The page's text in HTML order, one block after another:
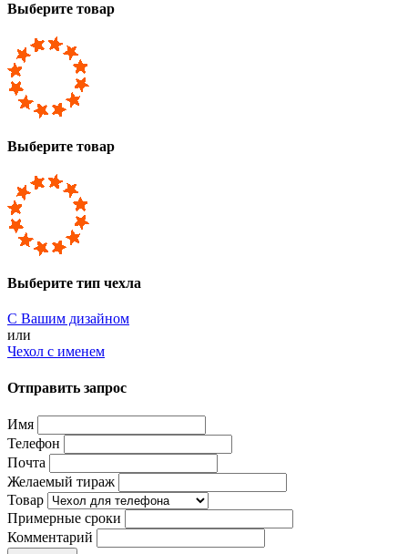
Выберите товар
Выберите товар
Выберите тип чехла
С Вашим дизайном
или
Чехол с именем
Отправить запрос
Имя
Телефон
Почта
Желаемый тираж
Товар
Примерные сроки
Комментарий